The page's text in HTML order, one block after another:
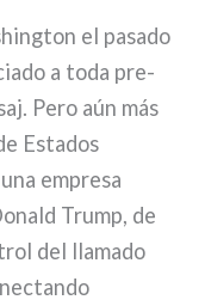
el pasa­do
a toda pre­
Pero aún más
Estados
empre­sa
Trump, de
del lla­ma­do